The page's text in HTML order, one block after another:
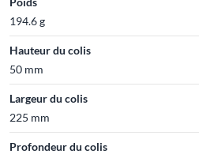
194.6 g
Hauteur du colis
50 mm
Largeur du colis
225 mm
Profondeur du colis